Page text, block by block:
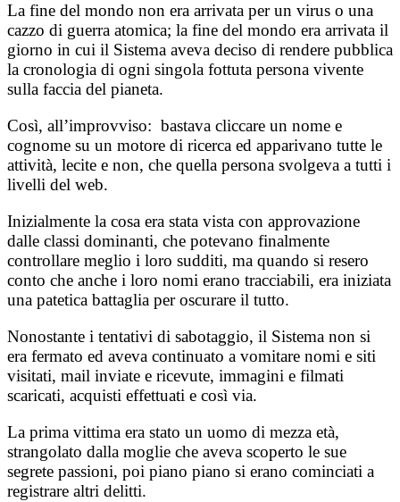
La fine del mondo non era arrivata per un virus o una
cazzo di guerra atomica; la fine del mondo era arrivata il
giorno in cui il Sistema aveva deciso di rendere pubblica
la cronologia di ogni singola fottuta persona vivente
sulla faccia del pianeta.
Così, all’improvviso: bastava cliccare un nome e
cognome su un motore di ricerca ed apparivano tutte le
attività, lecite e non, che quella persona svolgeva a tutti i
livelli del web.
Inizialmente la cosa era stata vista con approvazione
dalle classi dominanti, che potevano finalmente
controllare meglio i loro sudditi, ma quando si resero
conto che anche i loro nomi erano tracciabili, era iniziata
una patetica battaglia per oscurare il tutto.
Nonostante i tentativi di sabotaggio, il Sistema non si
era fermato ed aveva continuato a vomitare nomi e siti
visitati, mail inviate e ricevute, immagini e filmati
scaricati, acquisti effettuati e così via.
La prima vittima era stato un uomo di mezza età,
strangolato dalla moglie che aveva scoperto le sue
segrete passioni, poi piano piano si erano cominciati a
registrare altri delitti.